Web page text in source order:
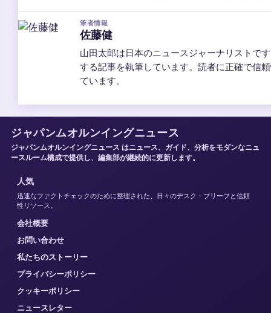
筆者情報
佐藤健
山田太郎は日本のニュースジャーナリストで
する記事を執筆しています。読者に正確で信
ています。
ジャパンムオルンイングニュース
ジャパンムオルンイングニュース はニュース、ガイド、分析をモダンなニュ
ースルーム構成で提供し、編集部が継続的に更新します。
人気
迅速なファクトチェックのために整理された、日々のデスク・ブリーフと信頼
性リソース。
会社概要
お問い合わせ
私たちのストーリー
プライバシーポリシー
クッキーポリシー
ニュースレター